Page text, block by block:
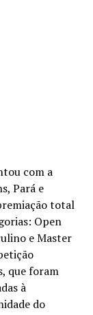
com a
Pará e
total
Open
e Master
que foram
à
do